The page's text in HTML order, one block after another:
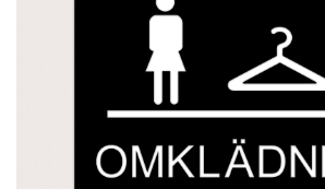
Till kassan